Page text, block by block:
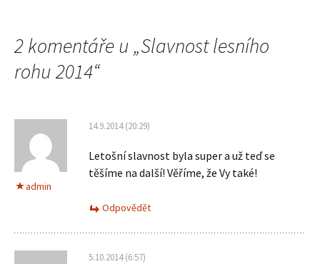
Navigace
pro
příspěvky
2 komentáře u „Slavnost lesního
rohu 2014“
admin
14.9.2014 (20:29)
Letošní slavnost byla super a už teď se
těšíme na další! Věříme, že Vy také!
Odpovědět
5.10.2014 (6:57)